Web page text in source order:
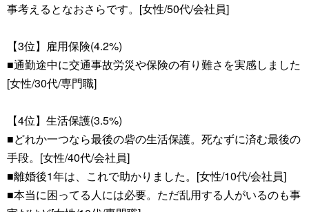
事考えるとなおさらです。[女性/50代/会社員]
【3位】雇用保険(4.2%)
■通勤途中に交通事故労災や保険の有り難さを実感しました
[女性/30代/専門職]
【4位】生活保護(3.5%)
■どれか一つなら最後の砦の生活保護。死なずに済む最後の
手段。[女性/40代/会社員]
■離婚後1年は、これで助かりました。[女性/10代/会社員]
■本当に困ってる人には必要。ただ乱用する人がいるのも事